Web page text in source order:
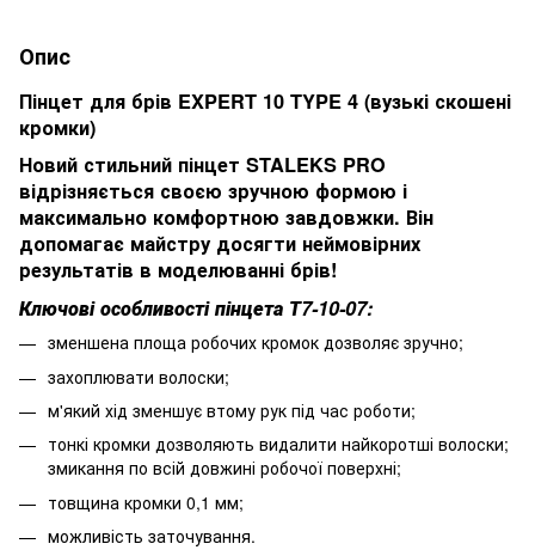
Опис
Пінцет для брів EXPERT 10 TYPE 4 (вузькі скошені
кромки)
Новий стильний пінцет STALEKS PRO
відрізняється своєю зручною формою і
максимально комфортною завдовжки. Він
допомагає майстру досягти неймовірних
результатів в моделюванні брів!
Ключові особливості пінцета Т7-10-07:
зменшена площа робочих кромок дозволяє зручно;
захоплювати волоски;
м'який хід зменшує втому рук під час роботи;
тонкі кромки дозволяють видалити найкоротші волоски;
змикання по всій довжині робочої поверхні;
товщина кромки 0,1 мм;
можливість заточування.